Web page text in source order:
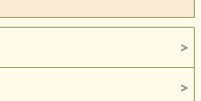
。
ャクラであるという
い波動を持ち、